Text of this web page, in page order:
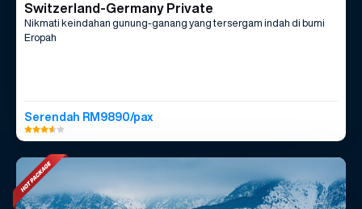
Switzerland-Germany Private
Nikmati keindahan gunung-ganang yang tersergam indah di bumi
Eropah
Serendah RM9890/pax